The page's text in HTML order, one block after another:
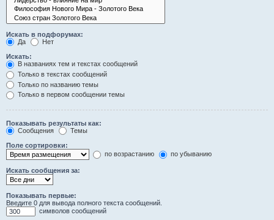
Искать в подфорумах:
Да
Нет
Искать:
В названиях тем и текстах сообщений
Только в текстах сообщений
Только по названию темы
Только в первом сообщении темы
Показывать результаты как:
Сообщения
Темы
Поле сортировки:
по возрастанию
по убыванию
Искать сообщения за:
Показывать первые:
Введите 0 для вывода полного текста сообщений.
символов сообщений